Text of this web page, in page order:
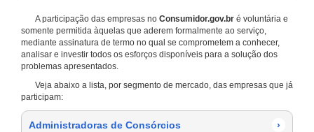
A participação das empresas no Consumidor.gov.br é voluntária e
somente permitida àquelas que aderem formalmente ao serviço,
mediante assinatura de termo no qual se comprometem a conhecer,
analisar e investir todos os esforços disponíveis para a solução dos
problemas apresentados.
Veja abaixo a lista, por segmento de mercado, das empresas que já
participam:
Administradoras de Consórcios ›